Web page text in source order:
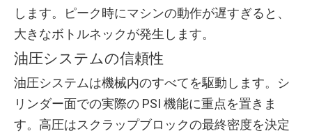
します。ピーク時にマシンの動作が遅すぎると、
大きなボトルネックが発生します。
油圧システムの信頼性
油圧システムは機械内のすべてを駆動します。シ
リンダー面での実際の PSI 機能に重点を置きま
す。高圧はスクラップブロックの最終密度を決定